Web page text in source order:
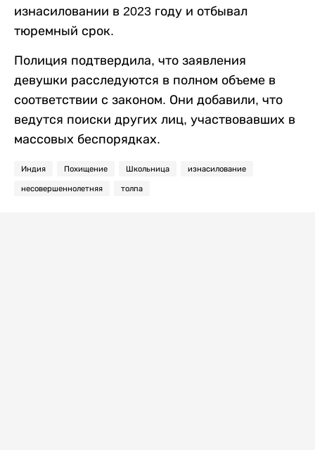
изнасиловании в 2023 году и отбывал
тюремный срок.
Полиция подтвердила, что заявления
девушки расследуются в полном объеме в
соответствии с законом. Они добавили, что
ведутся поиски других лиц, участвовавших в
массовых беспорядках.
Индия Похищение Школьница изнасилование
несовершеннолетняя толпа